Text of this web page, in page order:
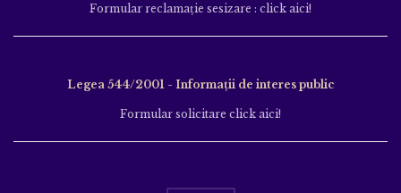
Formular reclamație sesizare : click aici!
Legea 544/2001 - Informații de interes public
Formular solicitare click aici!